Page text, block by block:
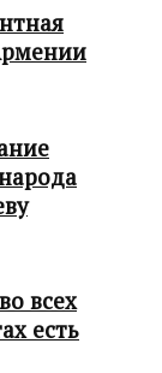
всех
есть